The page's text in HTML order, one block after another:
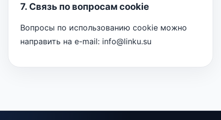
7. Связь по вопросам cookie
Вопросы по использованию cookie можно
направить на e-mail: info@linku.su